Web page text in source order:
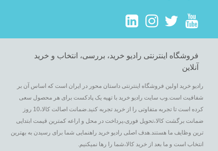
فروشگاه اینترنتی رادیو خرید، بررسی، انتخاب و خرید
آنلاین
رادیو خرید اولین فروشگاه اینترنتی داستان محور در ایران است که اساس آن بر
شفافیت است.وب سایت رادیو خرید با تهیه یک پادکست برای هر محصول سعی
کرده است تا تجربه متفاوتی را از خرید تجربه کنید.ضمانت اصالت کالا،10 روز
ضمانت برگشت کالا،تحویل فوری،پرداخت در محل و اراعه کمترین قیمت ابتدایی
ترین وظایف ما هستند.هدف اصلی رادیو خرید راهنمایی شما برای رسیدن به بهترین
انتخاب است و ما بعد از خرید کالا،شما را رها نمیکنیم.